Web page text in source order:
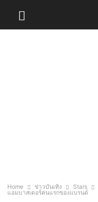
Home ข่าวบันเทิง Stars
แอมบาสเดอร์คนแรกของแบรนด์